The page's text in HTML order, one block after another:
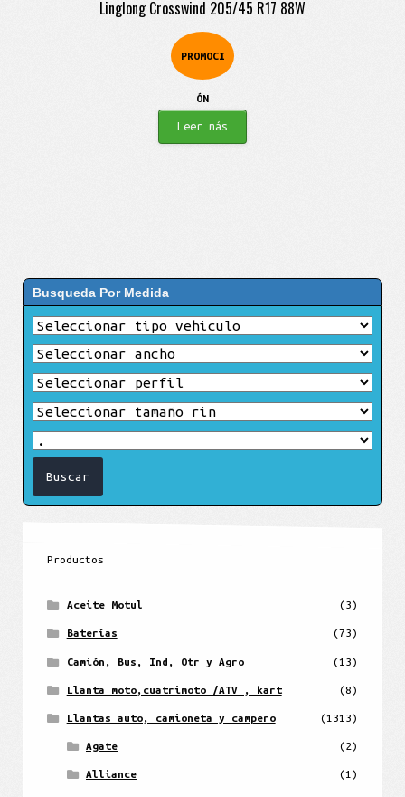
Linglong Crosswind 205/45 R17 88W
PROMOCI
ÓN
Leer más
Busqueda Por Medida
Productos
Aceite Motul (3)
Baterías (73)
Camión, Bus, Ind, Otr y Agro (13)
Llanta moto,cuatrimoto /ATV , kart (8)
Llantas auto, camioneta y campero (1313)
Agate (2)
Alliance (1)